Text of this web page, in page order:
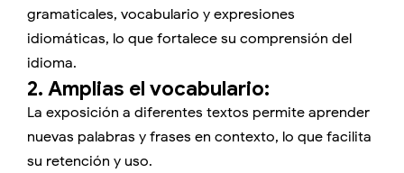
gramaticales, vocabulario y expresiones
idiomáticas, lo que fortalece su comprensión del
idioma.
2. Amplias el vocabulario:
La exposición a diferentes textos permite aprender
nuevas palabras y frases en contexto, lo que facilita
su retención y uso.